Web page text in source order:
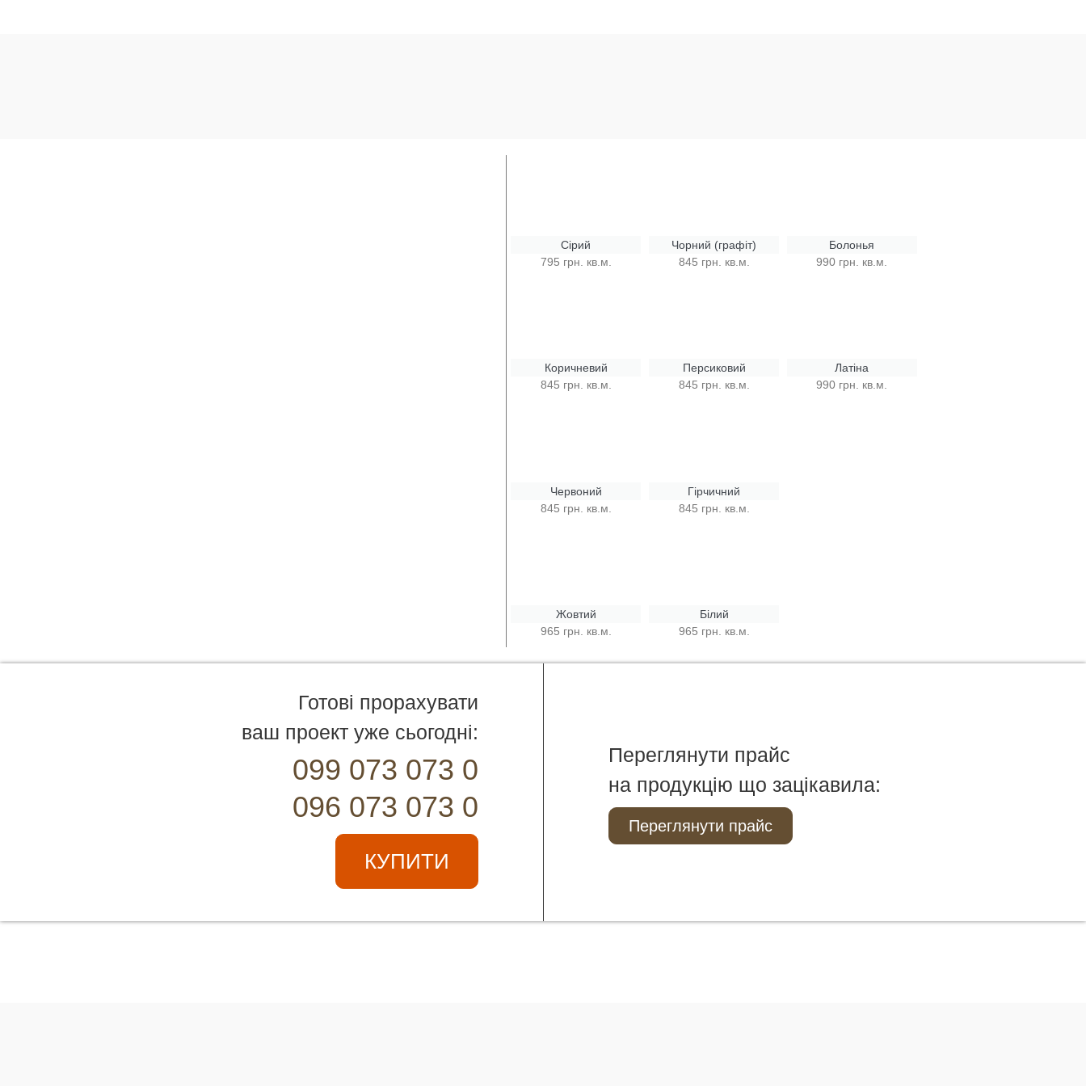
Сірий
795 грн. кв.м.
Коричневий
845 грн. кв.м.
Червоний
845 грн. кв.м.
Жовтий
965 грн. кв.м.
Чорний (графіт)
845 грн. кв.м.
Персиковий
845 грн. кв.м.
Гірчичний
845 грн. кв.м.
Білий
965 грн. кв.м.
Болонья
990 грн. кв.м.
Латіна
990 грн. кв.м.
Готові прорахувати
ваш проект уже сьогодні:
099 073 073 0
096 073 073 0
КУПИТИ
Переглянути прайс
на продукцію що зацікавила:
Переглянути прайс